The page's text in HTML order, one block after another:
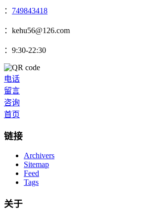
： 749843418
：kehu56@126.com
：9:30-22:30
电话
留言
咨询
首页
链接
Archivers
Sitemap
Feed
Tags
关于